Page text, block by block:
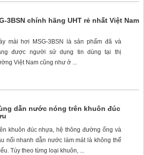
3BSN chính hãng UHT rẻ nhất Việt Nam
mài hơi MSG-3BSN
là sản phẩm đã và
được người sử dụng tin dùng tại thị
Việt Nam cũng như ở ...
dẫn nước nóng trên khuôn đúc
khuôn đúc nhựa, hệ thông đường ống và
nối nhanh dẫn nước làm mát là không thể
Tùy theo từng loại khuôn, ...